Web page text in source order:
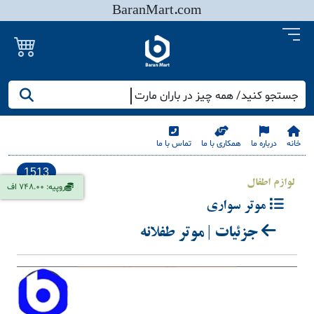
BaranMart.com
جستجو کنید/ همه چیز در باران مارت
خانه درباره ما همکاری با ما تماس با ما
روپیه: 748.00 اف
1513
لوازم اطفال
موتر سواری
جزئیات | موتر طفلانه